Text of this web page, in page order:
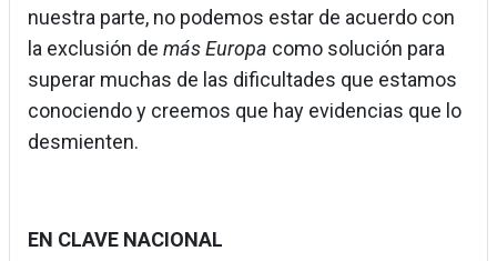
nuestra parte, no podemos estar de acuerdo con
la exclusión de más Europa como solución para
superar muchas de las dificultades que estamos
conociendo y creemos que hay evidencias que lo
desmienten.
EN CLAVE NACIONAL